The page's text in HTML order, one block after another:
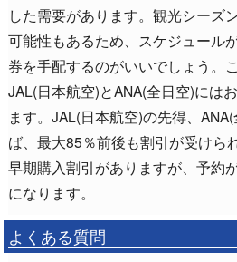
した需要があります。観光シーズ
可能性もあるため、スケジュール
券を手配するのがいいでしょう。
JAL(日本航空)とANA(全日空)には
ます。JAL(日本航空)の先得、
ば、最大85％前後も割引が受けら
早期購入割引がありますが、予約
になります。
よくある質問